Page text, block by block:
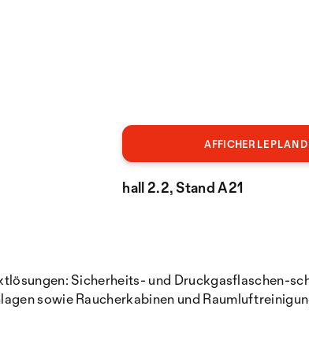
AFFICHER LE PLAN
hall 2.2, Stand A21
Sicherheits- und Druckgasflaschen-
sowie Raucherkabinen und